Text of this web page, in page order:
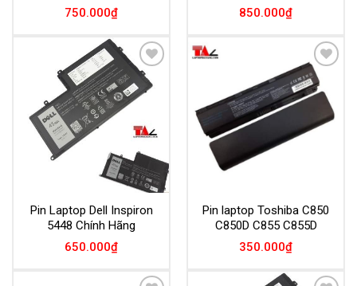
750.000₫
850.000₫
Add to
Wishlist
Pin Laptop Dell Inspiron
5448 Chính Hãng
650.000₫
Add to
Wishlist
Pin laptop Toshiba C850
C850D C855 C855D
350.000₫